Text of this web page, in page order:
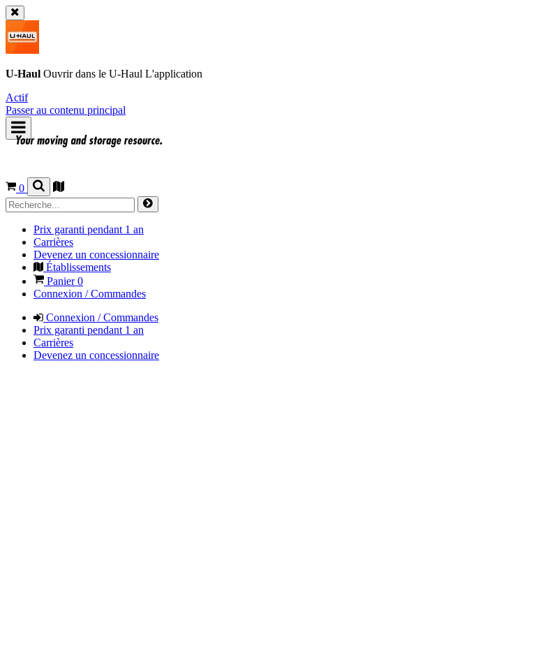
U-Haul Ouvrir dans le U-Haul L'application
Actif
Passer au contenu principal
0
Prix garanti pendant 1 an
Carrières
Devenez un concessionnaire
Établissements
Panier0
Connexion / Commandes
Connexion / Commandes
Prix garanti pendant 1 an
Carrières
Devenez un concessionnaire